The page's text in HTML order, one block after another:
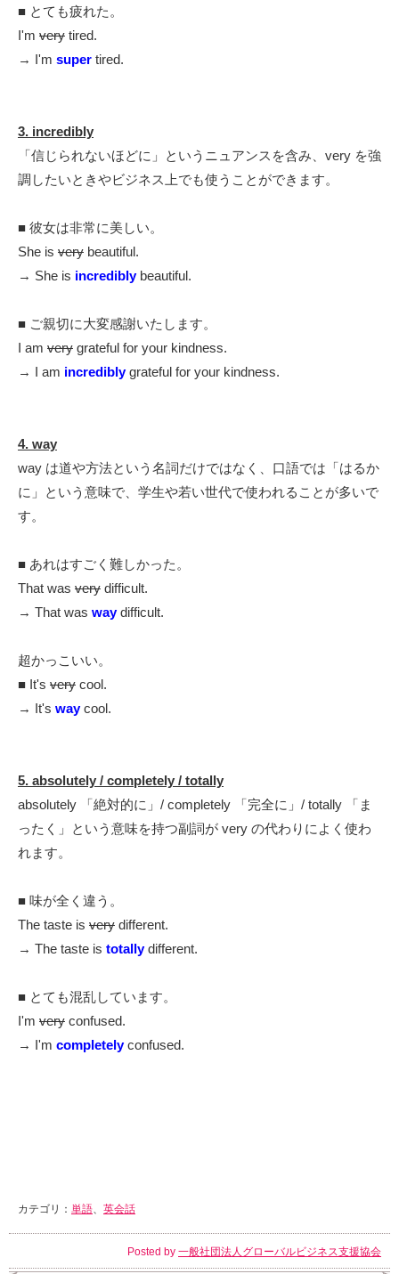
■ とても疲れた。
I'm very tired.
→ I'm super tired.
3. incredibly
「信じられないほどに」というニュアンスを含み、very を強
調したいときやビジネス上でも使うことができます。
■ 彼女は非常に美しい。
She is very beautiful.
→ She is incrediblybeautiful.
■ ご親切に大変感謝いたします。
I am very grateful for your kindness.
→ I am incrediblygrateful for your kindness.
4. way
way は道や方法という名詞だけではなく、口語では「はるか
に」という意味で、学生や若い世代で使われることが多いで
す。
■ あれはすごく難しかった。
That was very difficult.
→ That was waydifficult.
超かっこいい。
■ It's very cool.
→ It's waycool.
5. absolutely / completely / totally
absolutely 「絶対的に」/ completely 「完全に」/ totally 「ま
ったく」という意味を持つ副詞が very の代わりによく使わ
れます。
■ 味が全く違う。
The taste is very different.
→ The taste is totallydifferent.
■ とても混乱しています。
I'm very confused.
→ I'm completelyconfused.
カテゴリ： 単語、 英会話
Posted by 一般社団法人グローバルビジネス支援協会